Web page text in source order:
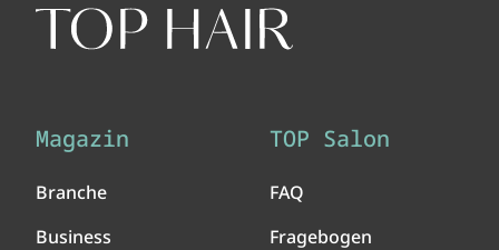
Magazin
Branche
Business
TOP Salon
FAQ
Fragebogen